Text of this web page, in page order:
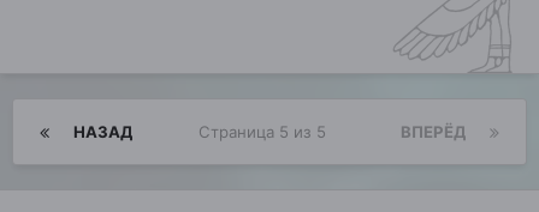
НАЗАД ВПЕРЁД
Страница 5 из 5